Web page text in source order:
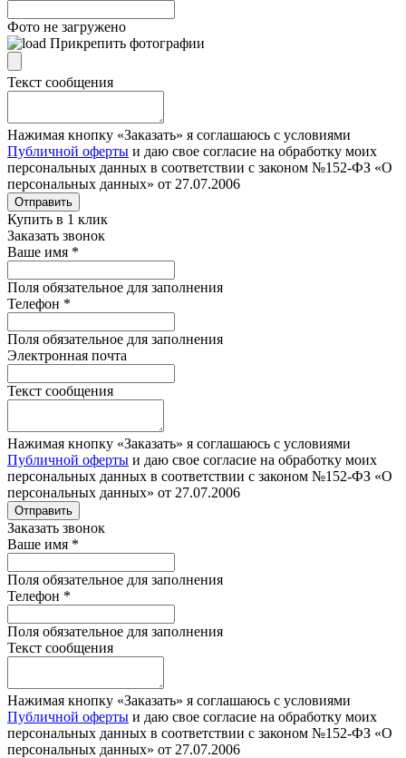
Фото не загружено
Прикрепить фотографии
Текст сообщения
Нажимая кнопку «Заказать» я соглашаюсь с условиями
Публичной оферты и даю свое согласие на обработку моих
персональных данных в соответствии с законом №152-ФЗ «О
персональных данных» от 27.07.2006
Отправить
Купить в 1 клик
Заказать звонок
Ваше имя *
Поля обязательное для заполнения
Телефон *
Поля обязательное для заполнения
Электронная почта
Текст сообщения
Нажимая кнопку «Заказать» я соглашаюсь с условиями
Публичной оферты и даю свое согласие на обработку моих
персональных данных в соответствии с законом №152-ФЗ «О
персональных данных» от 27.07.2006
Отправить
Заказать звонок
Ваше имя *
Поля обязательное для заполнения
Телефон *
Поля обязательное для заполнения
Текст сообщения
Нажимая кнопку «Заказать» я соглашаюсь с условиями
Публичной оферты и даю свое согласие на обработку моих
персональных данных в соответствии с законом №152-ФЗ «О
персональных данных» от 27.07.2006